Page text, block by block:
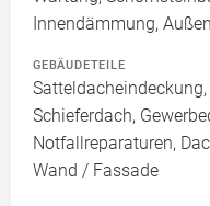
Innendämmung,
GEBÄUDETEILE
Schieferdach,
Notfallreparaturen,
Wand / Fassade